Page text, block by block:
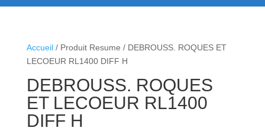
Accueil/ Produit Resume / DEBROUSS. ROQUES ET
LECOEUR RL1400 DIFF H
DEBROUSS. ROQUES
ET LECOEUR RL1400
DIFF H